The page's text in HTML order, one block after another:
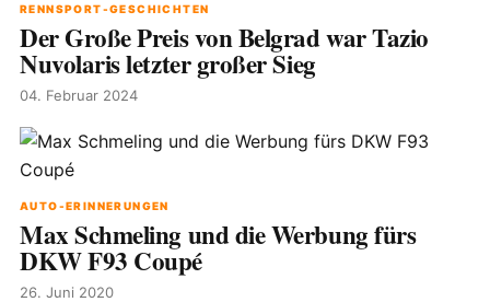
RENNSPORT-GESCHICHTEN
Der Große Preis von Belgrad war Tazio
Nuvolaris letzter großer Sieg
04. Februar 2024
AUTO-ERINNERUNGEN
Max Schmeling und die Werbung fürs
DKW F93 Coupé
26. Juni 2020